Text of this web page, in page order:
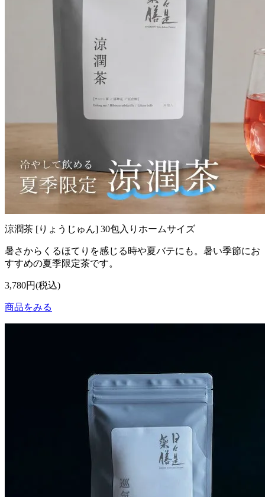
涼潤茶 [りょうじゅん] 30包入りホームサイズ
暑さからくるほてりを感じる時や夏バテにも。暑い季節にお
すすめの夏季限定茶です。
3,780円(税込)
商品をみる